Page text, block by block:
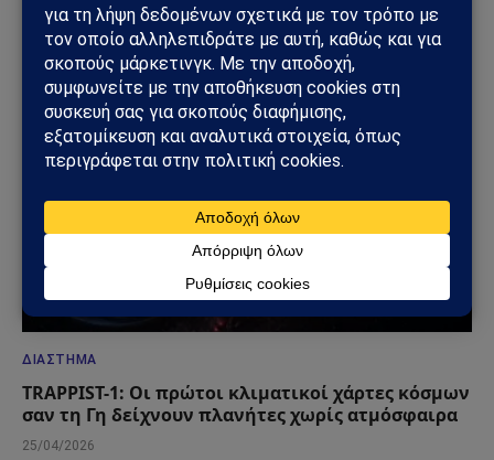
προετοιμασία εκκένωσης
05/06/2026
ΔΙΆΣΤΗΜΑ
TRAPPIST-1: Οι πρώτοι κλιματικοί χάρτες κόσμων
σαν τη Γη δείχνουν πλανήτες χωρίς ατμόσφαιρα
25/04/2026